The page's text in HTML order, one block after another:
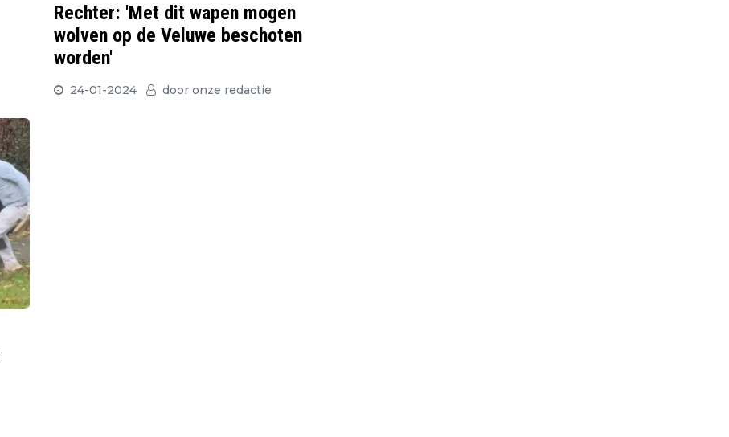
Rechter: 'Met dit wapen mogen
wolven op de Veluwe beschoten
worden'
24-01-2024 door onze redactie